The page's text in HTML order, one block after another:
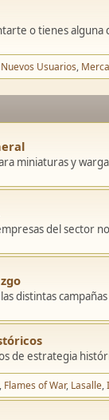
o tienes alguna
Nuevos Usuarios
miniaturas y
del sector
distintas
de estrategia
Flames of War Lasalle